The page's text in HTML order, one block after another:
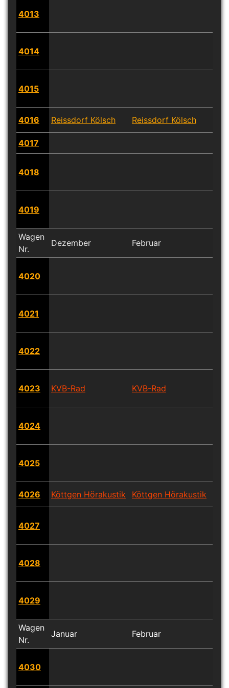
4013
4014
4015
4016 Reissdorf Kölsch Reissdorf Kölsch
4017
4018
4019
Wagen
Nr.
Dezember Februar
4020
4021
4022
4023 KVB-Rad KVB-Rad
4024
4025
4026 Köttgen Hörakustik Köttgen Hörakustik
4027
4028
4029
Wagen
Nr.
Januar Februar
4030